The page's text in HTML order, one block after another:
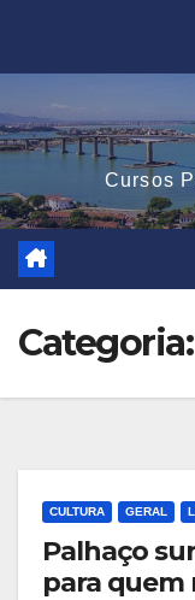
Cursos
Categoria:
CULTURA GERAL
Palhaço
para quem